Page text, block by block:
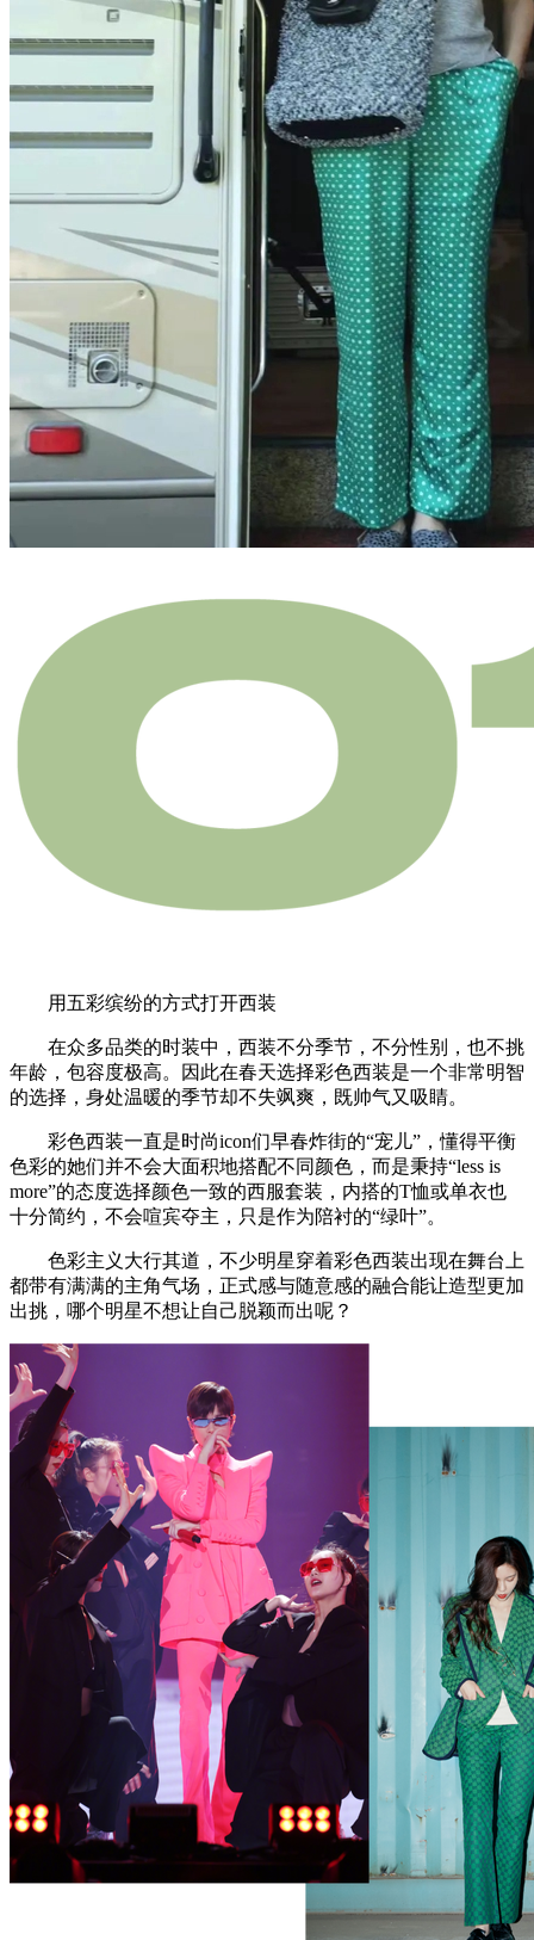
用五彩缤纷的方式打开西装
在众多品类的时装中，西装不分季节，不分性别，也不挑
年龄，包容度极高。因此在春天选择彩色西装是一个非常明智
的选择，身处温暖的季节却不失飒爽，既帅气又吸睛。
彩色西装一直是时尚icon们早春炸街的“宠儿”，懂得平衡
色彩的她们并不会大面积地搭配不同颜色，而是秉持“less is
more”的态度选择颜色一致的西服套装，内搭的T恤或单衣也
十分简约，不会喧宾夺主，只是作为陪衬的“绿叶”。
色彩主义大行其道，不少明星穿着彩色西装出现在舞台上
都带有满满的主角气场，正式感与随意感的融合能让造型更加
出挑，哪个明星不想让自己脱颖而出呢？